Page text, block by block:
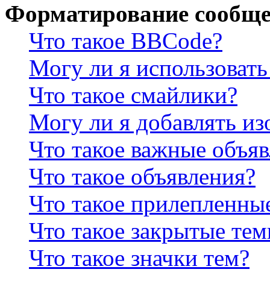
Форматирование
Что такое BBCode?
Могу ли я
Что такое смайлики?
Могу ли я добавлять
Что такое важные
Что такое объявления?
Что такое
Что такое закрытые
Что такое значки тем?